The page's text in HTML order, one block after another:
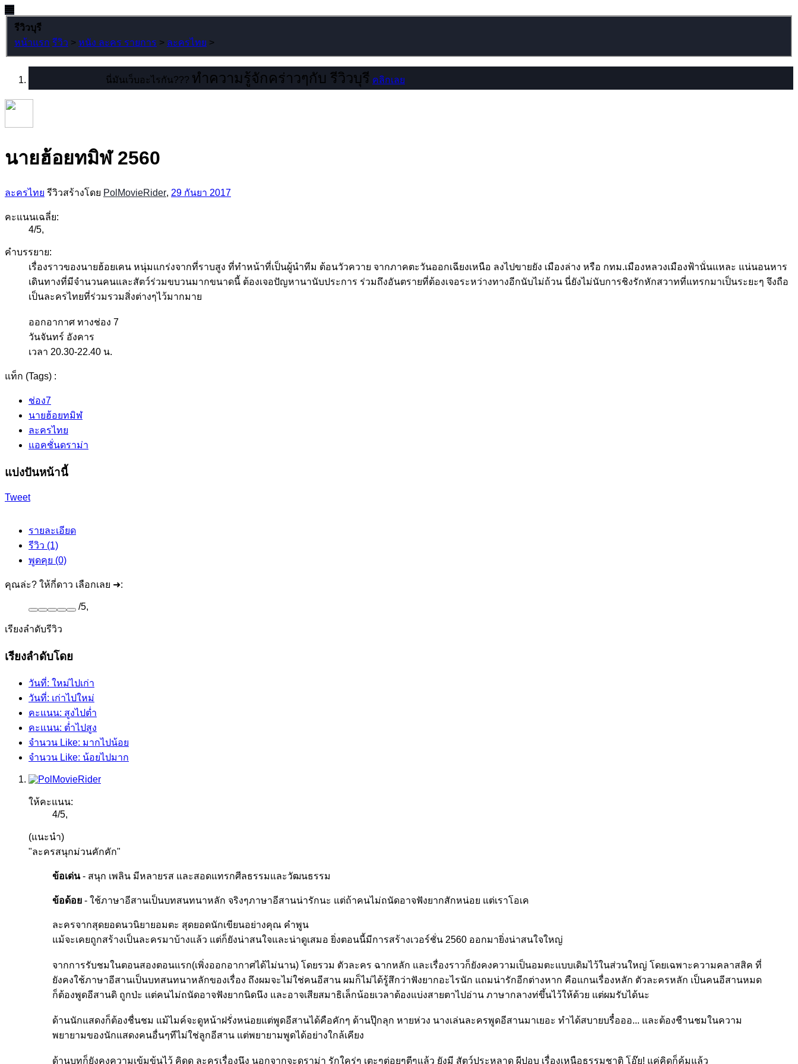
รีวิวบุรี
หน้าแรก รีวิว > หนัง ละคร รายการ > ละครไทย >
นี่มันเว็บอะไรกัน??? ทำความรู้จักคร่าวๆกับ รีวิวบุรี คลิกเลย
นายฮ้อยทมิฬ 2560
ละครไทย รีวิวสร้างโดย PolMovieRider, 29 กันยา 2017
คะแนนเฉลี่ย:
4/5,
คำบรรยาย:
เรื่องราวของนายฮ้อยเคน หนุ่มแกร่งจากที่ราบสูง ที่ทำหน้าที่เป็นผู้นำทีม ต้อนวัวควาย จากภาคตะวันออกเฉียงเหนือ ลงไปขายยัง เมืองล่าง หรือ กทม.เมืองหลวงเมืองฟ้านั่นแหละ แน่นอนหาร
เดินทางที่มีจำนวนคนและสัตว์ร่วมขบวนมากขนาดนี้ ต้องเจอปัญหานานับประการ ร่วมถึงอันตรายที่ต้องเจอระหว่างทางอีกนับไม่ถ้วน นี่ยังไม่นับการชิงรักหักสวาทที่แทรกมาเป็นระยะๆ จึงถือ
เป็นละครไทยที่ร่วมรวมสิ่งต่างๆไว้มากมาย
ออกอากาศ ทางช่อง 7
วันจันทร์ อังคาร
เวลา 20.30-22.40 น.
แท็ก (Tags) :
ช่อง7
นายฮ้อยทมิฬ
ละครไทย
แอคชั่นดราม่า
แบ่งปันหน้านี้
Tweet
รายละเอียด
รีวิว (1)
พูดคุย (0)
คุณล่ะ? ให้กี่ดาว เลือกเลย ➜:
/5,
เรียงลำดับรีวิว
เรียงลำดับโดย
วันที่: ใหม่ไปเก่า
วันที่: เก่าไปใหม่
คะแนน: สูงไปต่ำ
คะแนน: ต่ำไปสูง
จำนวน Like: มากไปน้อย
จำนวน Like: น้อยไปมาก
ให้คะแนน:
4/5,
(แนะนำ)
"ละครสนุกม่วนคักคัก"
ข้อเด่น- สนุก เพลิน มีหลายรส และสอดแทรกศีลธรรมและวัฒนธรรม
ข้อด้อย - ใช้ภาษาอีสานเป็นบทสนทนาหลัก จริงๆภาษาอีสานน่ารักนะ แต่ถ้าคนไม่ถนัดอาจฟังยากสักหน่อย แต่เราโอเค
ละครจากสุดยอดนวนิยายอมตะ สุดยอดนักเขียนอย่างคุณ คำพูน
แม้จะเคยถูกสร้างเป็นละครมาบ้างแล้ว แต่ก็ยังน่าสนใจและน่าดูเสมอ ยิ่งตอนนี้มีการสร้างเวอร์ชั่น 2560 ออกมายิ่งน่าสนใจใหญ่
จากการรับชมในตอนสองตอนแรก(เพิ่งออกอากาศได้ไม่นาน) โดยรวม ตัวละคร ฉากหลัก และเรื่องราวก็ยังคงความเป็นอมตะแบบเดิมไว้ในส่วนใหญ่ โดยเฉพาะความคลาสสิค ที่
ยังคงใช้ภาษาอีสานเป็นบทสนทนาหลักของเรื่อง ถึงผมจะไม่ใช่คนอีสาน ผมก็ไม่ได้รู้สึกว่าฟังยากอะไรนัก แถมน่ารักอีกต่างหาก คือแกนเรื่องหลัก ตัวละครหลัก เป็นคนอีสานหมด
ก็ต้องพูดอีสานดิ ถูกป่ะ แต่คนไม่ถนัดอาจฟังยากนิดนึง และอาจเสียสมาธิเล็กน้อยเวลาต้องแบ่งสายตาไปอ่าน ภาษากลางท่ขึ้นไว้ให้ด้วย แต่ผมรับได้นะ
ด้านนักแสดงก็ต้องชื่นชม แม้ไมค์จะดูหน้าฝรั่งหน่อยแต่พูดอีสานได้คือคักๆ ด้านปุ๊กลุก หายห่วง นางเล่นละครพูดอีสานมาเยอะ ทำได้สบายบรื๋อออ... และต้องชืานชมในความ
พยายามของนักแสดงคนอื่นๆทีไม่ใช่ลูกอีสาน แต่พยายามพูดได้อย่างใกล้เคียง
ด้านบทก็ยังคงความเข้มข้นไว้ คิดดู ละครเรื่องนึง นอกจากจะดราม่า รักใคร่ๆ เตะๆต่อยๆตีๆแล้ว ยังมี สัตว์ประหลาด ผีปอบ เรื่องเหนือธรรมชาติ โอ๊ย! แค่คิดก็คุ้มแล้ว